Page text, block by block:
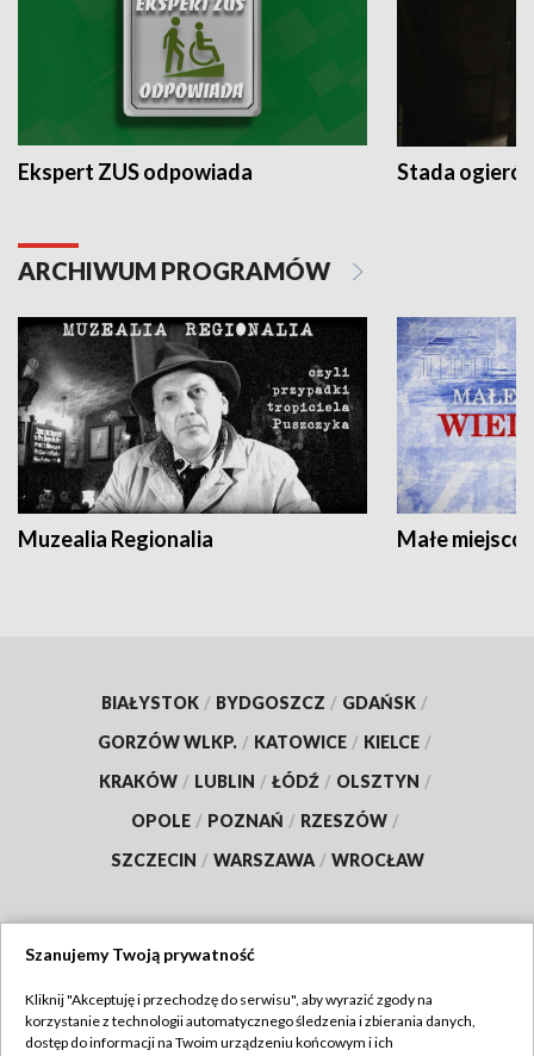
Ekspert ZUS odpowiada Stada
ARCHIWUM PROGRAMÓW
Muzealia Regionalia Małe
BIAŁYSTOK / BYDGOSZCZ / GDAŃSK /
GORZÓW WLKP. / KATOWICE / KIELCE /
KRAKÓW / LUBLIN / ŁÓDŹ / OLSZTYN /
OPOLE / POZNAŃ / RZESZÓW /
SZCZECIN / WARSZAWA / WROCŁAW
TVP
Szanujemy Twoją prywatność
Kliknij "Akceptuję i przechodzę do serwisu", aby wyrazić zgody na
korzystanie z technologii automatycznego śledzenia i zbierania danych,
dostęp do informacji na Twoim urządzeniu końcowym i ich